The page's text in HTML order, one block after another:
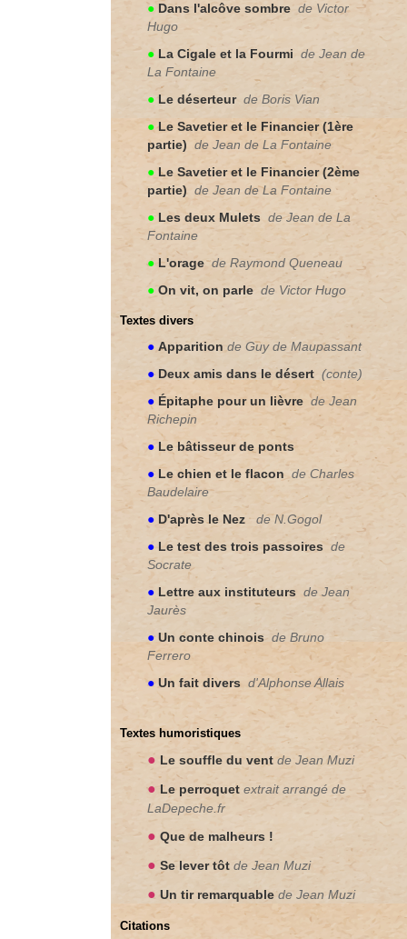
● Dans l'alcôve sombre de Victor
Hugo
● La Cigale et la Fourmi de Jean de
La Fontaine
● Le déserteurde Boris Vian
●Le Savetier et le Financier (1ère
partie) de Jean de La Fontaine
● Le Savetier et le Financier (2ème
partie) de Jean de La Fontaine
● Les deux Mulets de Jean de La
Fontaine
● L'oragede Raymond Queneau
● On vit, on parle de Victor Hugo
Textes divers
● Apparition de Guy de Maupassant
● Deux amis dans le désert (conte)
● Épitaphe pour un lièvre de Jean
Richepin
● Le bâtisseur de ponts
● Le chien et le flacon de Charles
Baudelaire
● D'après le Nez de N.Gogol
● Le test des trois passoires de
Socrate
● Lettre aux instituteurs de Jean
Jaurès
● Un conte chinoisde Bruno
Ferrero
● Un fait divers d'Alphonse Allais
Textes humoristiques
● Le souffle du vent de Jean Muzi
● Le perroquet extrait arrangé de
LaDepeche.fr
● Que de malheurs !
● Se lever tôt de Jean Muzi
● Un tir remarquablede Jean Muzi
Citations